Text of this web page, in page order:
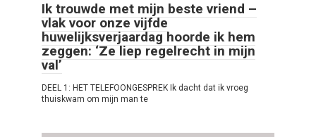
Ik trouwde met mijn beste vriend –
vlak voor onze vijfde
huwelijksverjaardag hoorde ik hem
zeggen: ‘Ze liep regelrecht in mijn
val’
DEEL 1: HET TELEFOONGESPREK Ik dacht dat ik vroeg
thuiskwam om mijn man te